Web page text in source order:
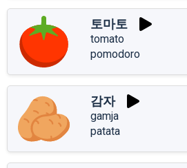
토마토
tomato
pomodoro
감자
gamja
patata